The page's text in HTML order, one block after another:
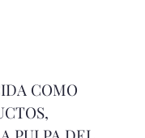
COMO